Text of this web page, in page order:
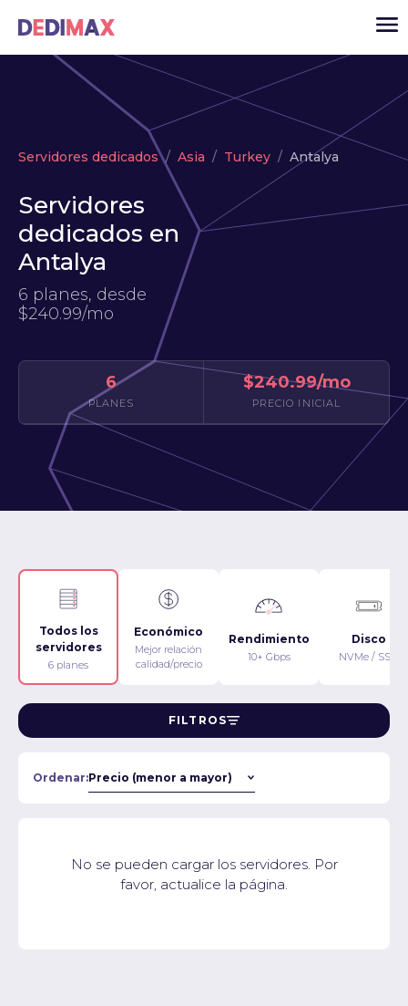
VPS
Servidores dedicados
Servidores dedicados Asia Turkey Antalya
Servidores
dedicados en
Antalya
6 planes, desde
$240.99/mo
6
PLANES
$240.99/mo
PRECIO INICIAL
Todos los
servidores
6 planes
Económico
Mejor relación
calidad/precio
Rendimiento
10+ Gbps
Disco
NVMe / SSD
FILTROS
Ordenar:
No se pueden cargar los servidores. Por
favor, actualice la página.